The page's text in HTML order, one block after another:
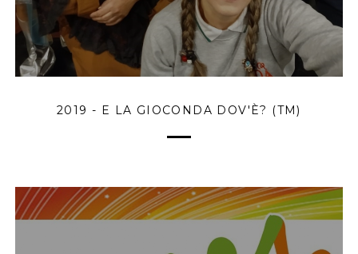
2019 - E LA GIOCONDA DOV'È? (TM)